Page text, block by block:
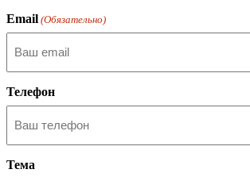
Email (Обязательно)
Телефон
Тема